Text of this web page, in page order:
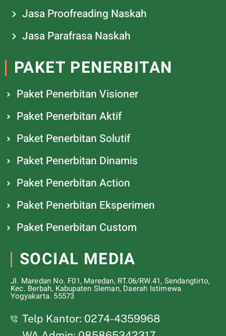
Jasa Proofreading Naskah
Jasa Parafrasa Naskah
PAKET PENERBITAN
Paket Penerbitan Visioner
Paket Penerbitan Aktif
Paket Penerbitan Solutif
Paket Penerbitan Dinamis
Paket Penerbitan Action
Paket Penerbitan Eksperimen
Paket Penerbitan Custom
SOCIAL MEDIA
Jl. Maredan No. F01, Maredan, RT.06/RW.41, Sendangtirto,
Kec. Berbah, Kabupaten Sleman, Daerah Istimewa
Yogyakarta. 55573
Telp Kantor: 0274-4359968